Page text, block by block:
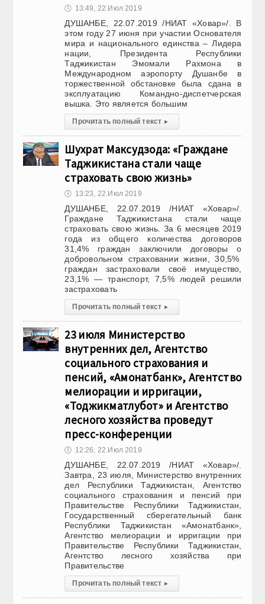
🕔 13:49, 22.Июл 2019
ДУШАНБЕ, 22.07.2019 /НИАТ «Ховар»/. В
этом году 27 июня при участии Основателя
мира и национального единства – Лидера
нации, Президента Республики
Таджикистан Эмомали Рахмона в
Международном аэропорту Душанбе в
торжественной обстановке была сдана в
эксплуатацию Командно-диспетчерская
вышка. Это является большим
Прочитать полный текст ▸
Шухрат Максудзода: «Граждане
Таджикистана стали чаще
страховать свою жизнь»
🕔 13:23, 22.Июл 2019
ДУШАНБЕ, 22.07.2019 /НИАТ «Ховар»/.
Граждане Таджикистана стали чаще
страховать свою жизнь. За 6 месяцев 2019
года из общего количества договоров
31,4% граждан заключили договоры о
добровольном страховании жизни, 30,5%
граждан застраховали своё имущество,
23,1% — транспорт, 7,5% людей решили
застраховать
Прочитать полный текст ▸
23 июля Министерство
внутренних дел, Агентство
социального страхования и
пенсий, «Амонатбанк», Агентство
мелиорации и ирригации,
«Тоджикматлубот» и Агентство
лесного хозяйства проведут
пресс-конференции
🕔 12:26, 22.Июл 2019
ДУШАНБЕ, 22.07.2019 /НИАТ «Ховар»/.
Завтра, 23 июля, Министерство внутренних
дел Республики Таджикистан, Агентство
социального страхования и пенсий при
Правительстве Республики Таджикистан,
Государственный сберегательный банк
Республики Таджикистан «Амонатбанк»,
Агентство мелиорации и ирригации при
Правительстве Республики Таджикистан,
Агентство лесного хозяйства при
Правительстве
Прочитать полный текст ▸